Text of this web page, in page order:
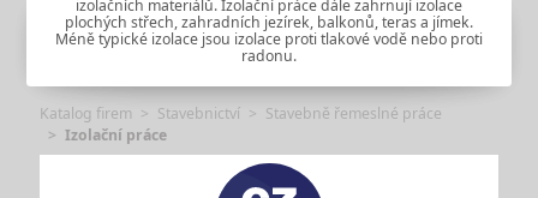
izolačních materiálů. Izolační práce dále zahrnují izolace
plochých střech, zahradních jezírek, balkonů, teras a jímek.
Méně typické izolace jsou izolace proti tlakové vodě nebo proti
radonu.
Katalog firem Stavebnictví
Stavebně řemeslné práce
Izolační práce